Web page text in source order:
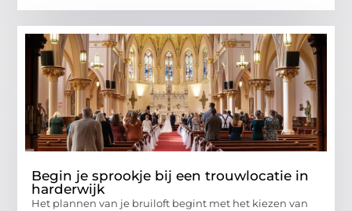
Begin je sprookje bij een trouwlocatie in
harderwijk
Het plannen van je bruiloft begint met het kiezen van